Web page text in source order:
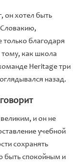
он хотел быть
благодаря
как школа
Heritage три
назад.
и он не
учебной
сохранять
быть спокойным и